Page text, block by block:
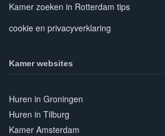
Kamer zoeken in Rotterdam tips
cookie en privacyverklaring
Kamer websites
Huren in Groningen
Huren in Tilburg
Kamer Amsterdam